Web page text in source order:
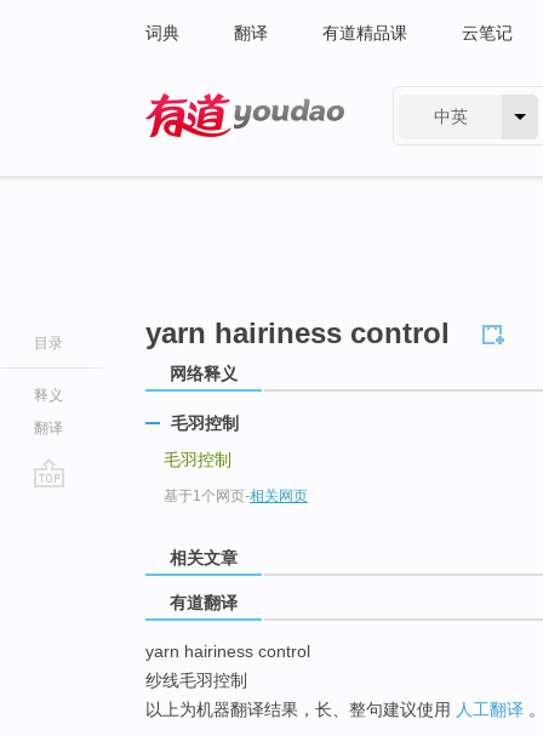
词典 翻译 有道精品课 云笔记
中英
目录
释义
翻译
yarn hairiness control
网络释义
毛羽控制
毛羽控制
基于1个网页-相关网页
相关文章
有道翻译
yarn hairiness control
纱线毛羽控制
以上为机器翻译结果，长、整句建议使用 人工翻译